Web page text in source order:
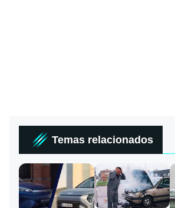
Temas relacionados